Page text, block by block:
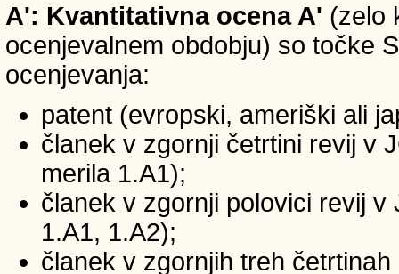
A': Kvantitativna ocena A' (zelo
ocenjevalnem obdobju) so točke
ocenjevanja:
patent (evropski, ameriški ali
članek v zgornji četrtini revij v
merila 1.A1);
članek v zgornji polovici revij
1.A1, 1.A2);
članek v zgornjih treh